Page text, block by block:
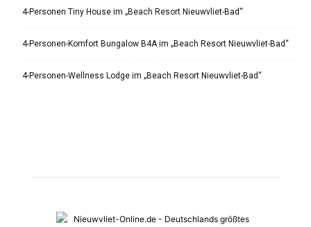
4-Personen Tiny House im „Beach Resort Nieuwvliet-Bad“
4-Personen-Komfort Bungalow B4A im „Beach Resort Nieuwvliet-Bad“
4-Personen-Wellness Lodge im „Beach Resort Nieuwvliet-Bad“